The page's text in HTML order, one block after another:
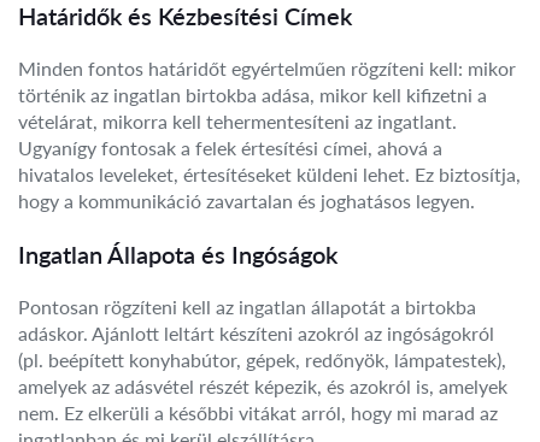
Határidők és Kézbesítési Címek
Minden fontos határidőt egyértelműen rögzíteni kell: mikor
történik az ingatlan birtokba adása, mikor kell kifizetni a
vételárat, mikorra kell tehermentesíteni az ingatlant.
Ugyanígy fontosak a felek értesítési címei, ahová a
hivatalos leveleket, értesítéseket küldeni lehet. Ez biztosítja,
hogy a kommunikáció zavartalan és joghatásos legyen.
Ingatlan Állapota és Ingóságok
Pontosan rögzíteni kell az ingatlan állapotát a birtokba
adáskor. Ajánlott leltárt készíteni azokról az ingóságokról
(pl. beépített konyhabútor, gépek, redőnyök, lámpatestek),
amelyek az adásvétel részét képezik, és azokról is, amelyek
nem. Ez elkerüli a későbbi vitákat arról, hogy mi marad az